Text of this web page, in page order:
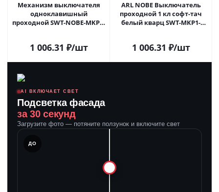
Механизм выключателя
одноклавишный
проходной SWT-NOBE-MKP1-
Самаре
1 006.31 ₽/шт
ARL NOBE Выключатель
проходной 1 кл софт-тач
белый кварц SWT-MKP1-
1 006.31 ₽/шт
AI ВКЛЮЧАЕТ СВЕТ
Подсветка фасада
за 30 секунд
Загрузите фото — потяните ползунок и включите свет
ДО